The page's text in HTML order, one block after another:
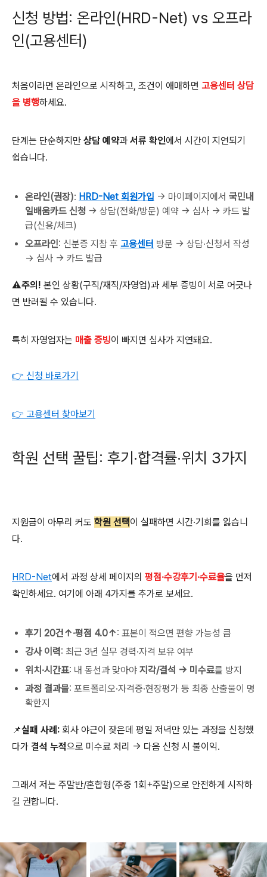
신청 방법: 온라인(HRD-Net) vs 오프라
인(고용센터)
처음이라면 온라인으로 시작하고, 조건이 애매하면 고용센터 상담
을 병행하세요.
단계는 단순하지만 상담 예약과 서류 확인에서 시간이 지연되기
쉽습니다.
온라인(권장): HRD-Net 회원가입 → 마이페이지에서 국민내
일배움카드 신청 → 상담(전화/방문) 예약 → 심사 → 카드 발
급(신용/체크)
오프라인: 신분증 지참 후 고용센터 방문 → 상담·신청서 작성
→ 심사 → 카드 발급
⚠️주의! 본인 상황(구직/재직/자영업)과 세부 증빙이 서로 어긋나
면 반려될 수 있습니다.
특히 자영업자는 매출 증빙이 빠지면 심사가 지연돼요.
👉 신청 바로가기
👉 고용센터 찾아보기
학원 선택 꿀팁: 후기·합격률·위치 3가지
지원금이 아무리 커도 학원 선택이 실패하면 시간·기회를 잃습니
다.
HRD-Net에서 과정 상세 페이지의 평점·수강후기·수료율을 먼저
확인하세요. 여기에 아래 4가지를 추가로 보세요.
후기 20건↑·평점 4.0↑: 표본이 적으면 편향 가능성 큼
강사 이력: 최근 3년 실무 경력·자격 보유 여부
위치·시간표: 내 동선과 맞아야 지각/결석 → 미수료를 방지
과정 결과물: 포트폴리오·자격증·현장평가 등 최종 산출물이 명
확한지
📌실패 사례: 회사 야근이 잦은데 평일 저녁만 있는 과정을 신청했
다가 결석 누적으로 미수료 처리 → 다음 신청 시 불이익.
그래서 저는 주말반/혼합형(주중 1회+주말)으로 안전하게 시작하
길 권합니다.